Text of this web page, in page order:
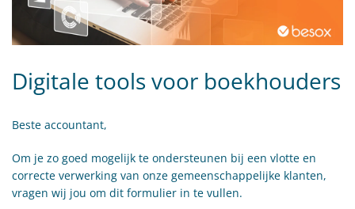
Digitale tools voor boekhouders
Beste accountant,
Om je zo goed mogelijk te ondersteunen bij een vlotte en
correcte verwerking van onze gemeenschappelijke klanten,
vragen wij jou om dit formulier in te vullen.